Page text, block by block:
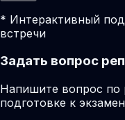
* Интерактивный
встречи
Задать вопрос
Напишите вопрос по
подготовке к